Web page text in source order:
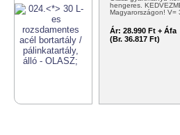
hengeres.
Magyarországon! V=
Ár: 28.990 Ft + Áfa
(Br. 36.817 Ft)